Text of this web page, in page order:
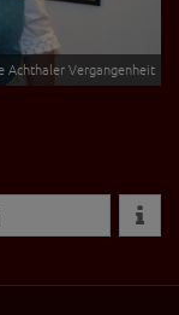
Achthaler Vergangenheit